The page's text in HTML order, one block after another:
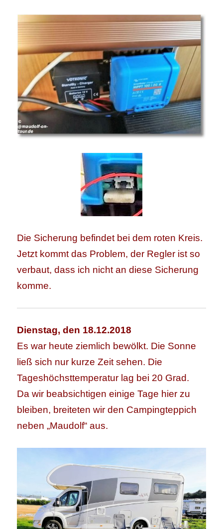
Die Sicherung befindet bei dem roten Kreis.
Jetzt kommt das Problem, der Regler ist so
verbaut, dass ich nicht an diese Sicherung
komme.
Dienstag, den 18.12.2018
Es war heute ziemlich bewölkt. Die Sonne
ließ sich nur kurze Zeit sehen. Die
Tageshöchsttemperatur lag bei 20 Grad.
Da wir beabsichtigen einige Tage hier zu
bleiben, breiteten wir den Campingteppich
neben „Maudolf“ aus.